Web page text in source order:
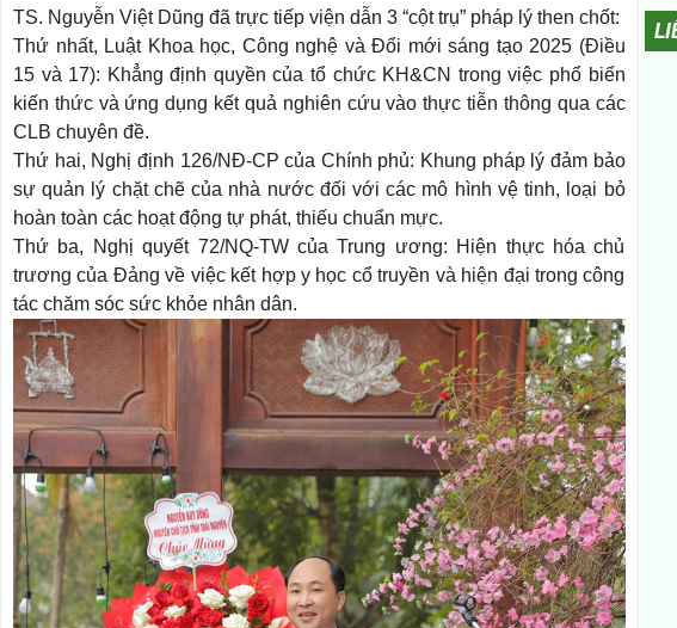
TS. Nguyễn Việt Dũng đã trực tiếp viện dẫn 3 “cột trụ” pháp lý then chốt:
Thứ nhất, Luật Khoa học, Công nghệ và Đổi mới sáng tạo 2025 (Điều
15 và 17): Khẳng định quyền của tổ chức KH&CN trong việc phổ biến
kiến thức và ứng dụng kết quả nghiên cứu vào thực tiễn thông qua các
CLB chuyên đề.
Thứ hai, Nghị định 126/NĐ-CP của Chính phủ: Khung pháp lý đảm bảo
sự quản lý chặt chẽ của nhà nước đối với các mô hình vệ tinh, loại bỏ
hoàn toàn các hoạt động tự phát, thiếu chuẩn mực.
Thứ ba, Nghị quyết 72/NQ-TW của Trung ương: Hiện thực hóa chủ
trương của Đảng về việc kết hợp y học cổ truyền và hiện đại trong công
tác chăm sóc sức khỏe nhân dân.